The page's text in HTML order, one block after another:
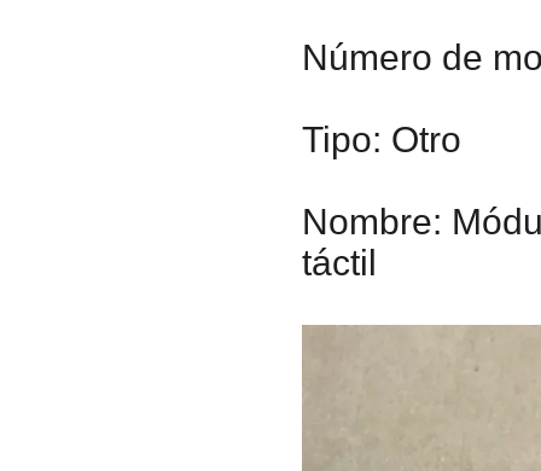
Número de
Tipo: Otro
Nombre:
táctil